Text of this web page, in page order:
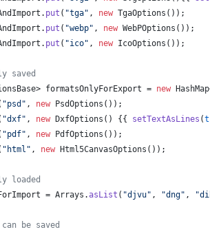
. put ( "tga" , new TgaOptions ());
. put ( "webp" , new WebPOptions ());
. put ( "ico" , new IcoOptions ());
saved
> formatsOnlyForExport = new HashMap
"psd" , new PsdOptions ());
"dxf" , new DxfOptions () {{ setTextAsLines (
"pdf" , new PdfOptions ());
"html" , new Html5CanvasOptions ());
loaded
= Arrays .asList ( "djvu" , "dng" ,
be saved